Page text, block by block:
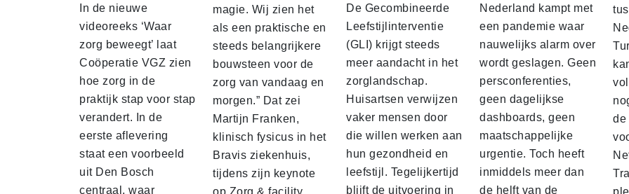
In de nieuwe
videoreeks ‘Waar
zorg beweegt’ laat
Coöperatie VGZ zien
hoe zorg in de
praktijk stap voor stap
verandert. In de
eerste aflevering
staat een voorbeeld
uit Den Bosch
centraal, waar
magie. Wij zien het
als een praktische en
steeds belangrijkere
bouwsteen voor de
zorg van vandaag en
morgen.” Dat zei
Martijn Franken,
klinisch fysicus in het
Bravis ziekenhuis,
tijdens zijn keynote
De Gecombineerde
Leefstijlinterventie
(GLI) krijgt steeds
meer aandacht in het
zorglandschap.
Huisartsen verwijzen
vaker mensen door
die willen werken aan
hun gezondheid en
leefstijl. Tegelijkertijd
blijft de uitvoering in
Nederland kampt met
een pandemie waar
nauwelijks alarm over
wordt geslagen. Geen
persconferenties,
geen dagelijkse
dashboards, geen
maatschappelijke
urgentie. Toch heeft
inmiddels meer dan
de helft van de
de